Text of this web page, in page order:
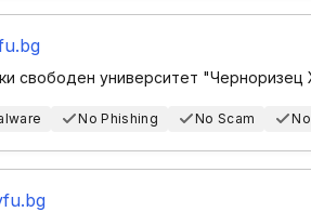
свободен университет
No Phishing No Scam